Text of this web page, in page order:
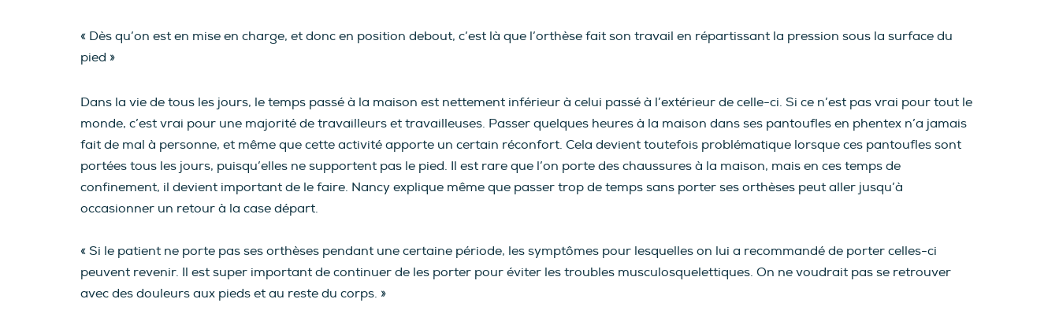
« Dès qu’on est en mise en charge, et donc en position debout, c’est là que l’orthèse fait son travail en répartissant la pression sous la surface du
pied »
Dans la vie de tous les jours, le temps passé à la maison est nettement inférieur à celui passé à l’extérieur de celle-ci. Si ce n’est pas vrai pour tout le
monde, c’est vrai pour une majorité de travailleurs et travailleuses. Passer quelques heures à la maison dans ses pantoufles en phentex n’a jamais
fait de mal à personne, et même que cette activité apporte un certain réconfort. Cela devient toutefois problématique lorsque ces pantoufles sont
portées tous les jours, puisqu’elles ne supportent pas le pied. Il est rare que l’on porte des chaussures à la maison, mais en ces temps de
confinement, il devient important de le faire. Nancy explique même que passer trop de temps sans porter ses orthèses peut aller jusqu’à
occasionner un retour à la case départ.
« Si le patient ne porte pas ses orthèses pendant une certaine période, les symptômes pour lesquelles on lui a recommandé de porter celles-ci
peuvent revenir. Il est super important de continuer de les porter pour éviter les troubles musculosquelettiques. On ne voudrait pas se retrouver
avec des douleurs aux pieds et au reste du corps. »